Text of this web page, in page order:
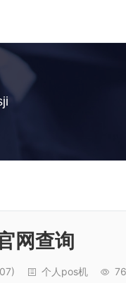
网查询
个人pos机